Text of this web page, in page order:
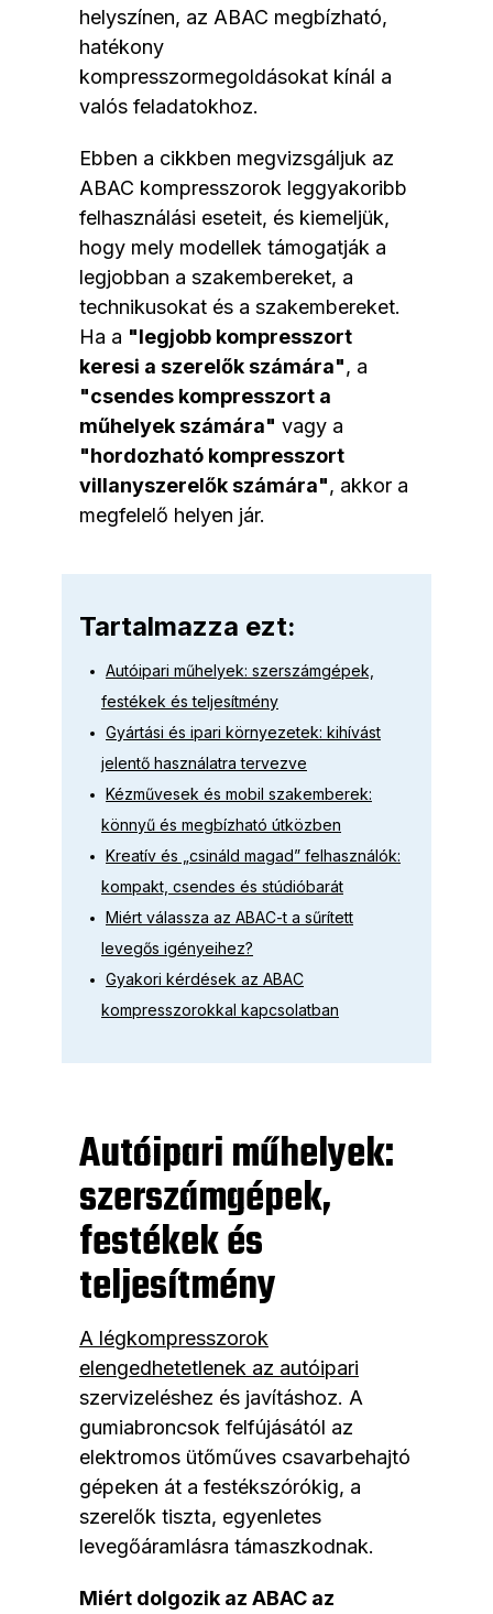
helyszínen, az ABAC megbízható,
hatékony
kompresszormegoldásokat kínál a
valós feladatokhoz.
Ebben a cikkben megvizsgáljuk az
ABAC kompresszorok leggyakoribb
felhasználási eseteit, és kiemeljük,
hogy mely modellek támogatják a
legjobban a szakembereket, a
technikusokat és a szakembereket.
Ha a "legjobb kompresszort
keresi a szerelők számára", a
"csendes kompresszort a
műhelyek számára" vagy a
"hordozható kompresszort
villanyszerelők számára", akkor a
megfelelő helyen jár.
Tartalmazza ezt:
Autóipari műhelyek: szerszámgépek,
festékek és teljesítmény
Gyártási és ipari környezetek: kihívást
jelentő használatra tervezve
Kézművesek és mobil szakemberek:
könnyű és megbízható útközben
Kreatív és „csináld magad” felhasználók:
kompakt, csendes és stúdióbarát
Miért válassza az ABAC-t a sűrített
levegős igényeihez?
Gyakori kérdések az ABAC
kompresszorokkal kapcsolatban
Autóipari műhelyek:
szerszámgépek,
festékek és
teljesítmény
A légkompresszorok
elengedhetetlenek az autóipari
szervizeléshez és javításhoz. A
gumiabroncsok felfújásától az
elektromos ütőműves csavarbehajtó
gépeken át a festékszórókig, a
szerelők tiszta, egyenletes
levegőáramlásra támaszkodnak.
Miért dolgozik az ABAC az